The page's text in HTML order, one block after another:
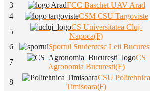
3
FCC Baschet UAV Arad
4
CSM CSU Targoviste
5
CS Universitatea Cluj-
Napoca(F)
6
Sportul Studentesc Leii
7
CS
Agronomia Bucuresti(F)
8
CSU Politehnica
Timisoara(F)